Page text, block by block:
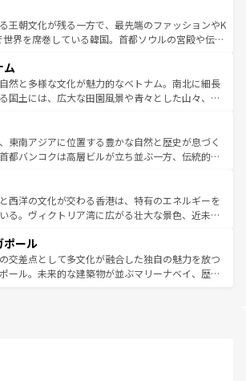
味わってほしい。 なお、新着のハワイ情報
ンツ一覧を参照してほしい。
クティビティも充実しており、サーフィンやダイ
ハイキングなど、アウトドア好きにはたまらな
ストラリアの多彩な魅力を存分に味わいつくそ
ほしい。
ひつな山岳地帯である台湾東部など、都市の喧騒
静けさが共存しており、訪れる人に新しい発見と
たらしてくれる。また、奥深い台湾の食文化も魅
いと評判のスイーツなど、バラエティ豊かな料理
が味わえる。 なお、新着の台湾情報は コンテンツ一覧を参
しい。
王朝文化が残る一方で、最先端のファッションやK
世界を席巻している韓国。首都ソウルの宮殿や伝統
に足を延ばせば四季折々の自然美を楽しむことが
そして、キムチや焼肉、絶品のストリートフード
まざまな韓国料理が待っている。夜には、韓国な
包まれながら、韓国の多彩な魅力を心ゆくまで味
わってみてほしい。 なお、新着の韓国情報はコンテンツ一
してほしい。
ム
然と多様な文化が魅力的なベトナム。南北に細長
国土には、広大な田園風景や青々とした山々、世
展と共に伝統が息づく。ハノイの古い町並みやホ
市のフランス統治時代の建物も、独特の雰囲気を
ている。また、バラエティの豊かさとおいしさで
ォーやバインミー、ベトナムコーヒーなどは、ぜ
味わいたい。どの地域を訪れてもあたたかい人々
を迎えてくれるので、きっと忘れられない旅にな
ほしい。
東南アジアに位置する豊かな自然と歴史が息づく
都バンコクは高層ビルが立ち並ぶ一方、伝統的な
交差している。北部ではチェンマイなどの山岳地
と触れ合い、南部ではプーケットやクラビの美し
でリゾート気分を楽しむことができる。タイ料理
気候は一年中温暖で、どの季節にも異なる楽しみ
いる。親しみやすいタイの人々、仏教を中心とし
そして多様な観光資源が、訪れる旅人を魅了し続
西洋の文化が交わる香港は、特有のエネルギーを
る。ヴィクトリア湾に広がる壮大な景色、近未来
を訪れても感動するはず。観光スポットが密集し
効率よく見どころを回れるのも魅力。息をのむよ
から文化的な体験まで、香港を存分に楽しみ尽く
ポール
交差点として多文化が融合した独自の魅力を放つ
ール。未来的な建築物が並ぶマリーナベイ、歴史
カーズは地元の風情を楽しめる外せないスポット